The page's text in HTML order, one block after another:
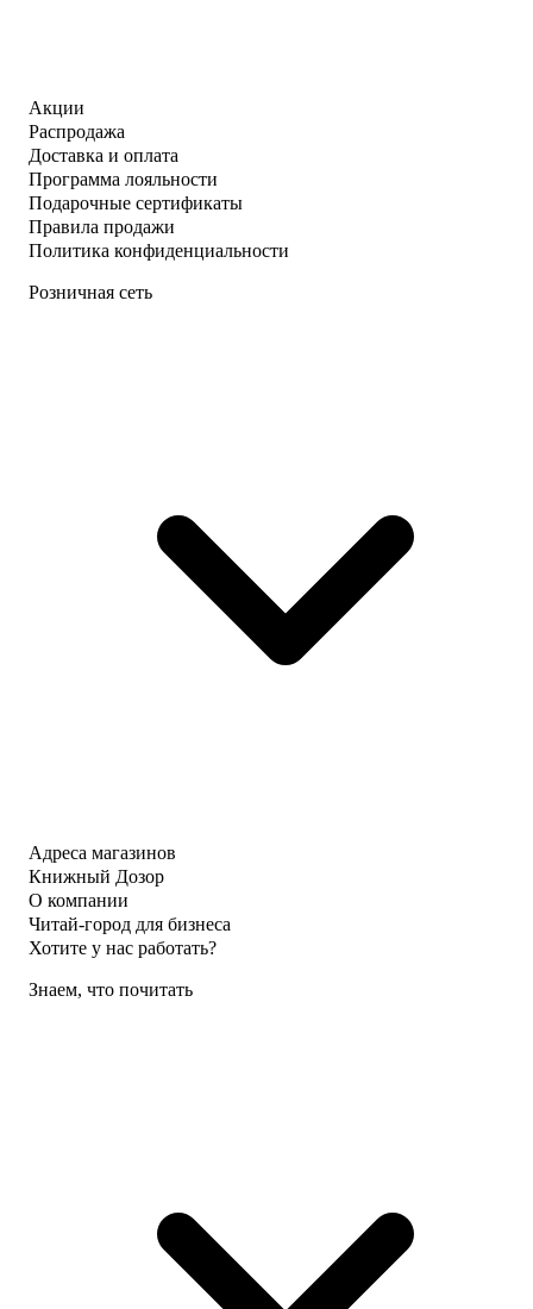
Акции
Распродажа
Доставка и оплата
Программа лояльности
Подарочные сертификаты
Правила продажи
Политика конфиденциальности
Розничная сеть
Адреса магазинов
Книжный Дозор
О компании
Читай-город для бизнеса
Хотите у нас работать?
Знаем, что почитать